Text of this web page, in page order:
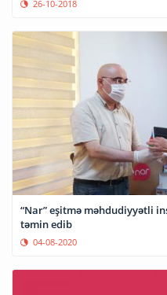
26-10-2018
“Nar” eşitmə məhdudiyyətli
təmin edib
04-08-2020